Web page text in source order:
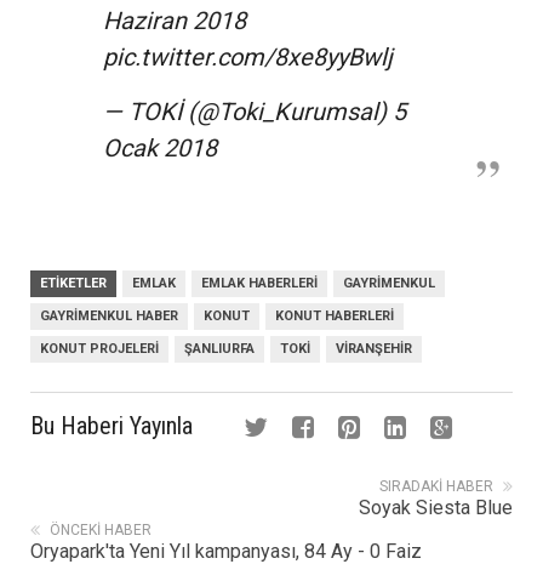
Haziran 2018
pic.twitter.com/8xe8yyBwlj
— TOKİ (@Toki_Kurumsal) 5
Ocak 2018
ETIKETLER EMLAK EMLAK HABERLERI GAYRIMENKUL
GAYRIMENKUL HABER KONUT KONUT HABERLERI
KONUT PROJELERI ŞANLIURFA TOKI VIRANŞEHIR
Bu Haberi Yayınla
SIRADAKI HABER
Soyak Siesta Blue
ÖNCEKI HABER
Oryapark'ta Yeni Yıl kampanyası, 84 Ay - 0 Faiz